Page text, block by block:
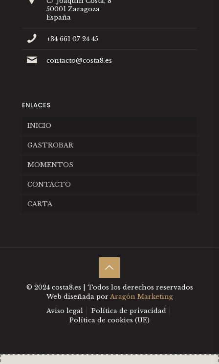
50001 Zaragoza
España
+34 661 07 24 45
contacto@costa8.es
ENLACES
INICIO
GASTROBAR
MOMENTOS
CONTACTO
CARTA
© 2024 costa8.es | Todos los derechos reservados
Web diseñada por Aragón Marketing
Aviso legal
Política de privacidad
Política de cookies (UE)